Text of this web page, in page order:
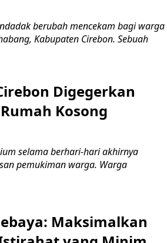
berubah mencekam bagi warga
Kabupaten Cirebon. Sebuah
Digegerkan
Kosong
selama berhari-hari akhirnya
pemukiman warga. Warga
Maksimalkan